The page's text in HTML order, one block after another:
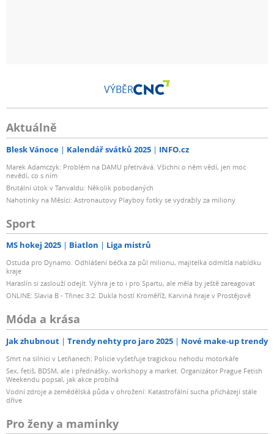
VÝBĚR
Aktuálně
Blesk Vánoce Kalendář svátků 2025 INFO.cz
Marek Adamczyk: Problém na DAMU přetrvává. Všichni o něm vědí, jen moc
nevědí, co s ním
Brutální útok v Tanvaldu: Několik pobodaných
Nahotinky na Měsíci: Astronautovy Playboy fotky se vydražily za miliony
Sport
MS hokej 2025 Biatlon Liga mistrů
Ostuda pro Dynamo. Odhlášení béčka za půl milionu, majitelka odmítla nabídku
kraje
Haraslín si zaslouží odejít. Výhra je to i pro Spartu, ale měla by ještě zareagovat
ONLINE: Slavia B - Třinec 3:2. Dukla hostí Kroměříž, Karviná hraje v Prostějově
Móda a krása
Jak zhubnout Trendy nehty pro jaro 2025 Nové make-up trendy
Smrt na silnici v Letňanech: Policie vyšetřuje tragickou nehodu motorkáře
Sex, fetiš, BDSM, ale i přednášky, workshopy a market. Organizátor Prague Fetish
Weekendu popsal, jak akce probíhá
Vodní zdroje a zemědělská půda v ohrožení: Katastrofální sucha přicházejí stále
dříve
Pro ženy a maminky